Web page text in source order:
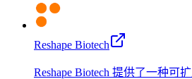
Reshape Biotech
Reshape Biotech 提供了一种可